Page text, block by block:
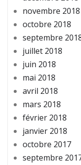
novembre 2018
octobre 2018
septembre
juillet 2018
juin 2018
mai 2018
avril 2018
mars 2018
février 2018
janvier 2018
octobre 2017
septembre